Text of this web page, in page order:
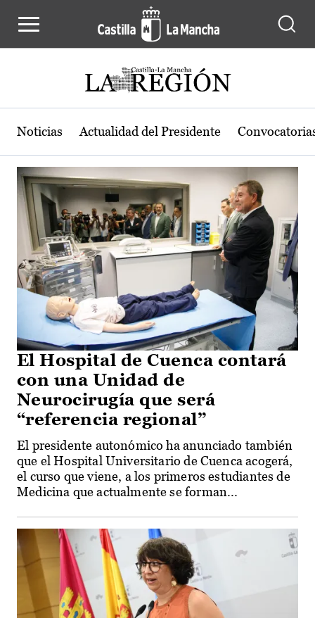
Actualidad de la región de Castilla-
Noticias Actualidad del Presidente
El Hospital de Cuenca contará
con una Unidad de
Neurocirugía que será
“referencia regional”
El presidente autonómico ha anunciado también
que el Hospital Universitario de Cuenca acogerá,
el curso que viene, a los primeros estudiantes de
Medicina que actualmente se forman...